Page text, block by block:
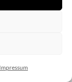
Impressum
|